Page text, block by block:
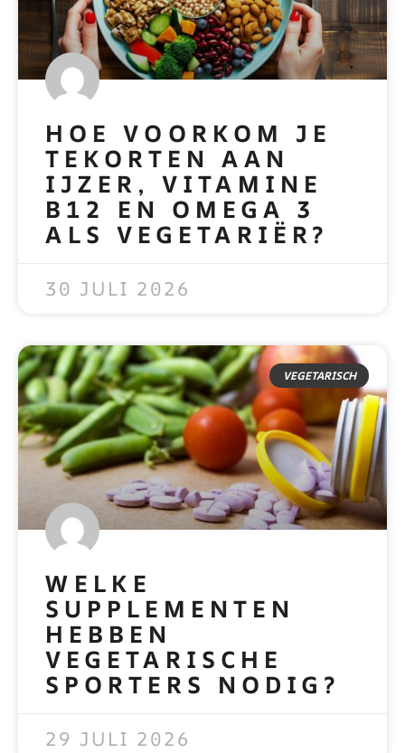
HOE VOORKOM JE
TEKORTEN AAN
IJZER, VITAMINE
B12 EN OMEGA 3
ALS VEGETARIËR?
30 JULI 2026
VEGETARISCH
WELKE
SUPPLEMENTEN
HEBBEN
VEGETARISCHE
SPORTERS NODIG?
29 JULI 2026